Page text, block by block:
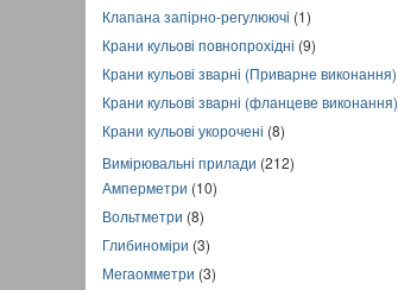
Клапана запірно-регулюючі (1)
Крани кульові повнопрохідні (9)
Крани кульові зварні (Приварне виконання)
Крани кульові зварні (фланцеве виконання)
Крани кульові укорочені (8)
Вимірювальні прилади (212)
Амперметри (10)
Вольтметри (8)
Глибиноміри (3)
Мегаомметри (3)